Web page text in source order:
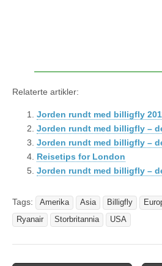
Relaterte artikler:
Jorden rundt med billigfly
Jorden rundt med billigfly –
Jorden rundt med billigfly –
Reisetips for London
Jorden rundt med billigfly –
Tags: Amerika Asia Billigfly
Ryanair
Storbritannia USA